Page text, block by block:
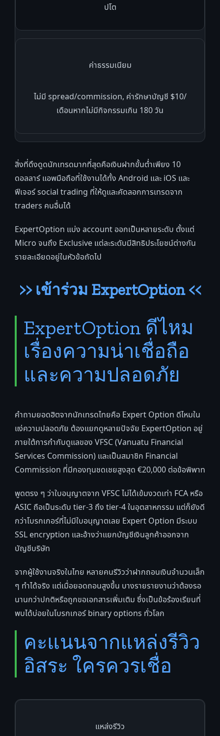
ปโต
ค่าธรรมเนียม
ไม่มี spread/commission, ค่ารักษาบัญชี $10/
เดือนหากไม่มีกิจกรรมเกิน 180 วัน
สิ่งที่ดึงดูดนักเทรดมากที่สุดคือเงินฝากขั้นต่ำเพียง 10
ดอลลาร์ แอพมือถือที่ใช้งานได้ทั้ง Android และ iOS และ
ฟีเจอร์ social trading ที่ให้ดูและคัดลอกการเทรดจาก
traders คนอื่นได้
ExpertOption แบ่ง account ออกเป็นหลายระดับ ตั้งแต่
Micro จนถึง Exclusive แต่ละระดับมีสิทธิประโยชน์ต่างกัน
รายละเอียดอยู่ในหัวข้อถัดไป
>> เข้าร่วม ExpertOption <<
ExpertOption ดีไหม
เรื่องความน่าเชื่อถือ
และความปลอดภัย
คำถามยอดฮิตจากนักเทรดไทยคือ Expert Option ดีไหมใน
แง่ความปลอดภัย ต้องแยกดูหลายปัจจัย ExpertOption อยู่
ภายใต้การกำกับดูแลของ VFSC (Vanuatu Financial
Services Commission) และเป็นสมาชิก Financial
Commission ที่มีกองทุนชดเชยสูงสุด €20,000 ต่อข้อพิพาท
พูดตรง ๆ ว่าใบอนุญาตจาก VFSC ไม่ได้เข้มงวดเท่า FCA หรือ
ASIC ถือเป็นระดับ tier-3 ถึง tier-4 ในอุตสาหกรรม แต่ก็ยังดี
กว่าโบรกเกอร์ที่ไม่มีใบอนุญาตเลย Expert Option มีระบบ
SSL encryption และอ้างว่าแยกบัญชีเงินลูกค้าออกจาก
บัญชีบริษัท
จากผู้ใช้งานจริงในไทย หลายคนรีวิวว่าฝากถอนเงินจำนวนเล็ก
ๆ ทำได้จริง แต่เมื่อยอดถอนสูงขึ้น บางรายรายงานว่าต้องรอ
นานกว่าปกติหรือถูกขอเอกสารเพิ่มเติม ซึ่งเป็นข้อร้องเรียนที่
พบได้บ่อยในโบรกเกอร์ binary options ทั่วโลก
คะแนนจากแหล่งรีวิว
อิสระ ใครควรเชื่อ
แหล่งรีวิว